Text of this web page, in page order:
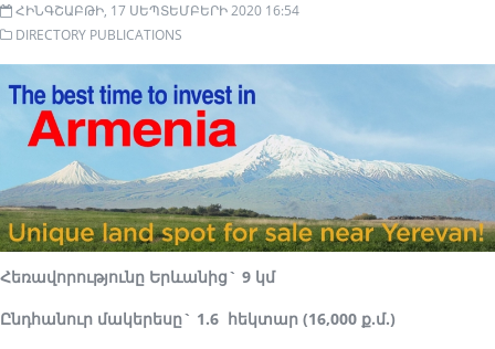
ՀԻՆԳՇԱԲԹԻ, 17 ՍԵՊՏԵՄԲԵՐԻ 2020 16:54
DIRECTORY PUBLICATIONS
Հեռավորությունը Երևանից` 9 կմ
Ընդհանուր մակերեսը` 1.6 հեկտար (16,000 ք.մ.)